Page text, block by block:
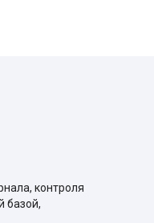
контроля
базой,